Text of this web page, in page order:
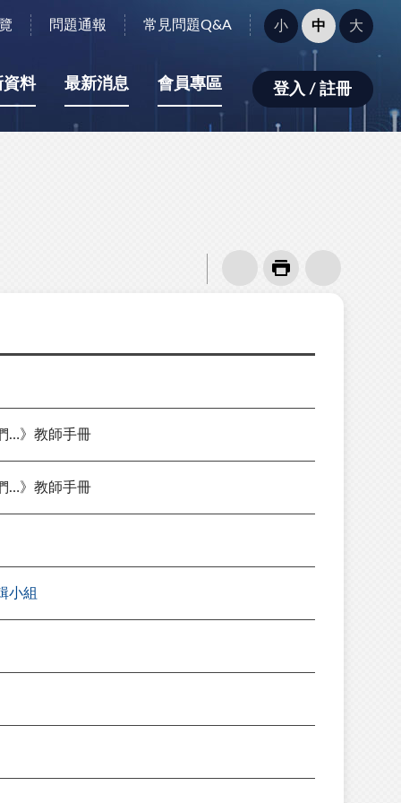
問題通報 常見問題Q&A
字
型
小：
小 中 大
資料 最新消息 會員專區 登入 / 註冊
…》教師手冊
…》教師手冊
小組